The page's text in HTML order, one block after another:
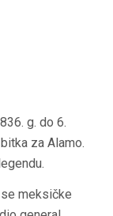
g. do 6.
za Alamo.
meksičke